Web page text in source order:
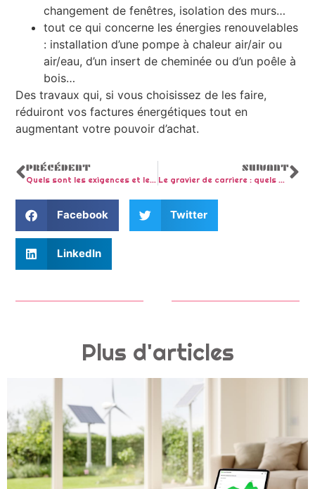
changement de fenêtres, isolation des murs…
tout ce qui concerne les énergies renouvelables
: installation d’une pompe à chaleur air/air ou
air/eau, d’un insert de cheminée ou d’un poêle à
bois…
Des travaux qui, si vous choisissez de les faire,
réduiront vos factures énergétiques tout en
augmentant votre pouvoir d’achat.
PRÉCÉDENT
Quels sont les exigences et les prix de mise aux normes d’une fosse septique ?
SUIVANT
Le gravier de carriere : quels sont les prix au metre cube et a la tonne ?
Facebook Twitter
LinkedIn
Plus d'articles